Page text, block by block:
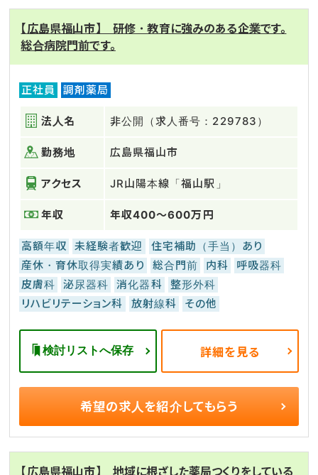
【広島県福山市】 研修・教育に強みのある企業です。
総合病院門前です。
正社員 調剤薬局
法人名 非公開（求人番号：229783）
勤務地 広島県福山市
アクセス JR山陽本線「福山駅」
年収 年収400～600万円
高額年収 未経験者歓迎
住宅補助（手当）あり
産休・育休取得実績あり
総合門前 内科
呼吸器科
皮膚科
泌尿器科 消化器科
整形外科
リハビリテーション科
放射線科 その他
検討リストへ保存 詳細を見る
希望の求人を紹介してもらう
【広島県福山市】 地域に根ざした薬局つくりをしている